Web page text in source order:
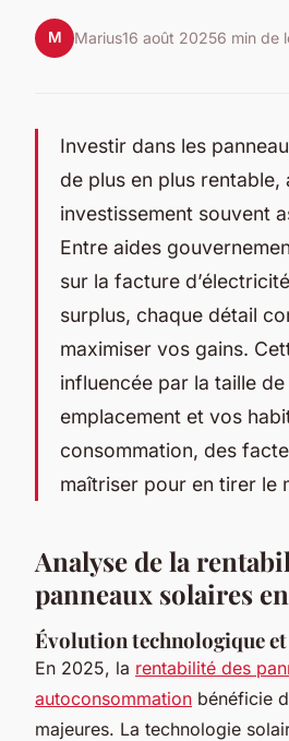
M Marius16 août 20256 min de
Investir dans les
de plus en plus
investissement souvent
Entre aides
sur la facture
surplus, chaque détail
maximiser vos gains.
influencée par la taille de
emplacement et vos
consommation, des
maîtriser pour en tirer le
Analyse de la
panneaux solaires
Évolution technologique
En 2025, la rentabilité des
autoconsommation bénéficie
majeures. La technologie